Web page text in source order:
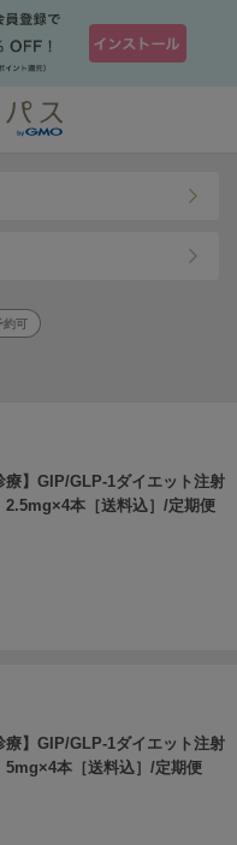
約可
療】GIP/GLP-1ダイエット注射
2.5mg×4本［送料込］/定期便
療】GIP/GLP-1ダイエット注射
5mg×4本［送料込］/定期便